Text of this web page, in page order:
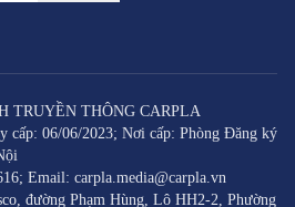
TRUYỀN THÔNG CARPLA
cấp: 06/06/2023; Nơi cấp: Phòng Đăng ký
Email: carpla.media@carpla.vn
đường Phạm Hùng, Lô HH2-2, Phường